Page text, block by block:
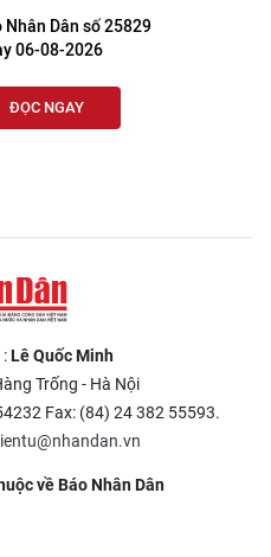
Nhân Dân số 25829
06-08-2026
ĐỌC NGAY
Lê Quốc Minh
Trống - Hà Nội
Fax: (84) 24 382 55593.
về Báo Nhân Dân